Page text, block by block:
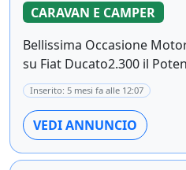
CARAVAN E CAMPER
Bellissima Occasione
su Fiat Ducato2.300 il
Inserito: 5 mesi fa alle 12:07
VEDI ANNUNCIO